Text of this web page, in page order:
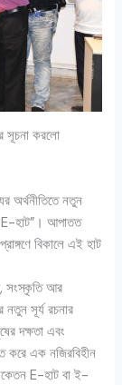
সূচনা করলো
অর্থনীতিতে নতুন
E-হাট”। আপাতত
বিকালে এই হাট
সংস্কৃতি আর
নতুন সূর্য রচনার
দক্ষতা এবং
করে এক নজিরবিহীন
E-হাট বা ই-